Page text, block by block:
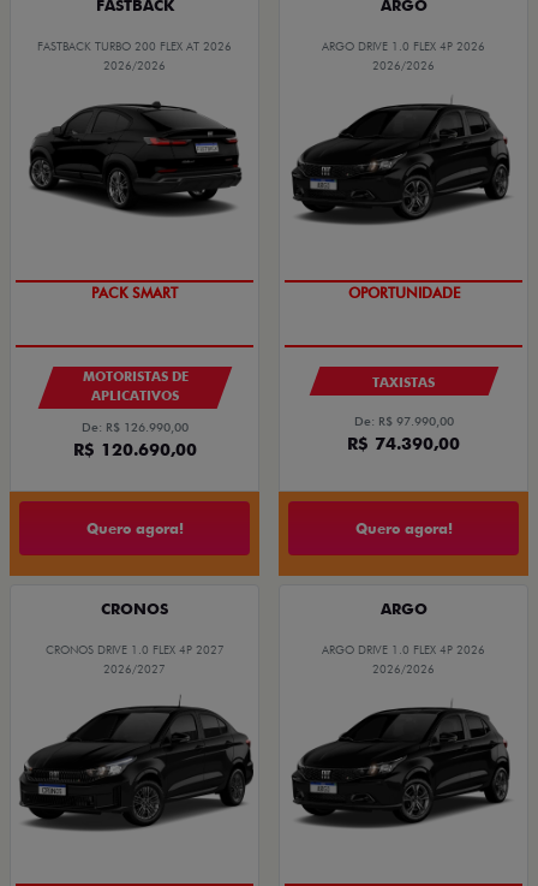
FASTBACK
FASTBACK TURBO 200 FLEX AT 2026
2026/2026
PACK SMART
MOTORISTAS DE
APLICATIVOS
De: R$ 126.990,00
R$ 120.690,00
Quero agora!
ARGO
ARGO DRIVE 1.0 FLEX 4P 2026
2026/2026
OPORTUNIDADE
TAXISTAS
De: R$ 97.990,00
R$ 74.390,00
Quero agora!
CRONOS
CRONOS DRIVE 1.0 FLEX 4P 2027
2026/2027
ARGO
ARGO DRIVE 1.0 FLEX 4P 2026
2026/2026